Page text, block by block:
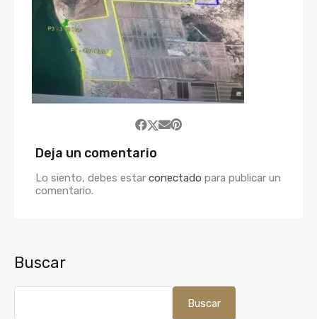
Deja un comentario
Lo siento, debes estar conectado para publicar un
comentario.
Buscar
Buscar